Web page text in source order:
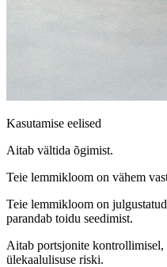
Kasutamise eelised
Aitab vältida õgimist.
Teie lemmikloom on vähem
Teie lemmikloom on
parandab toidu seedimist.
Aitab portsjonite kontrollimisel,
ülekaalulisuse riski.